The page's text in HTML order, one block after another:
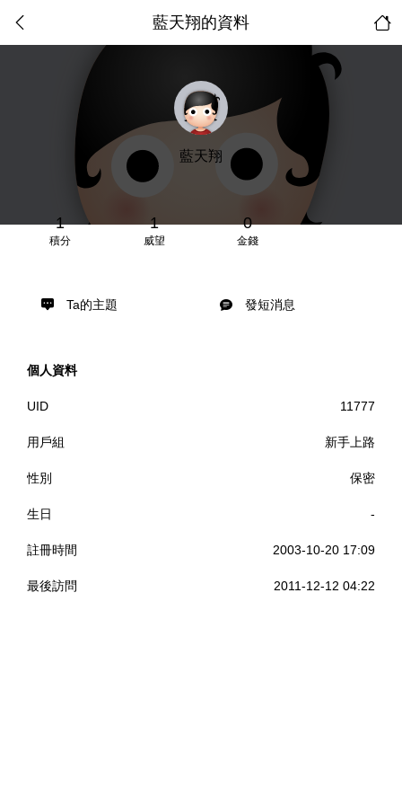
藍天翔的資料
藍天翔
1
積分
1
威望
0
金錢
Ta的主題 發短消息
個人資料
UID 11777
用戶組 新手上路
性別 保密
生日 -
註冊時間 2003-10-20 17:09
最後訪問 2011-12-12 04:22